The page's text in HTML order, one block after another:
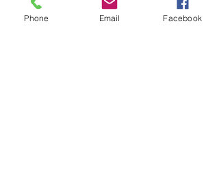
Phone Email Facebook